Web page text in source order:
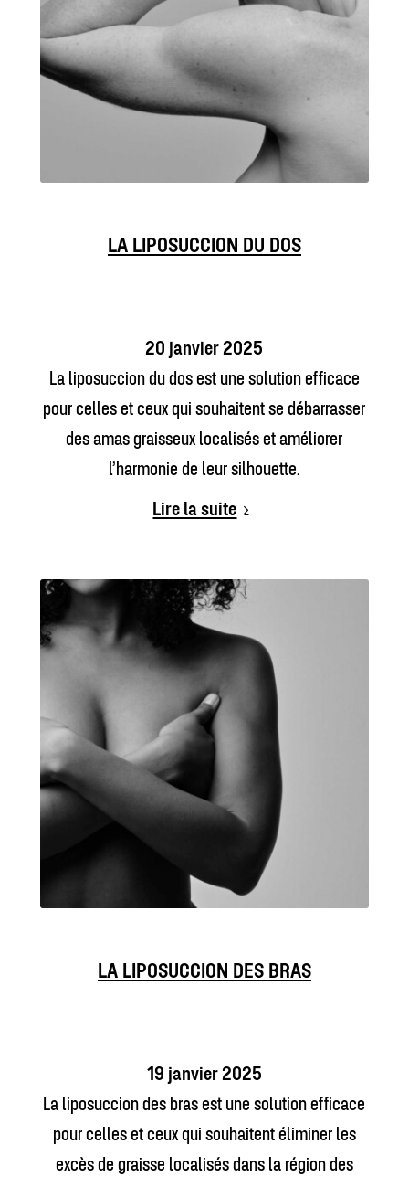
LA LIPOSUCCION DU DOS
20 janvier 2025
La liposuccion du dos est une solution efficace
pour celles et ceux qui souhaitent se débarrasser
des amas graisseux localisés et améliorer
l’harmonie de leur silhouette.
Lire la suite
LA LIPOSUCCION DES BRAS
19 janvier 2025
La liposuccion des bras est une solution efficace
pour celles et ceux qui souhaitent éliminer les
excès de graisse localisés dans la région des